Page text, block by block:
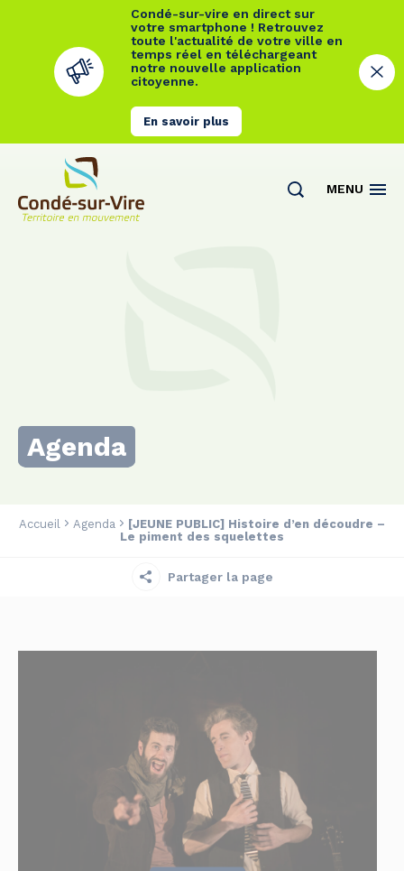
Condé-sur-vire en direct sur
votre smartphone ! Retrouvez
toute l'actualité de votre ville en
temps réel en téléchargeant
notre nouvelle application
citoyenne.
En savoir plus
MENU
Agenda
Accueil Agenda
[JEUNE PUBLIC] Histoire d’en découdre –
Le piment des squelettes
Partager la page
Cookies management panel